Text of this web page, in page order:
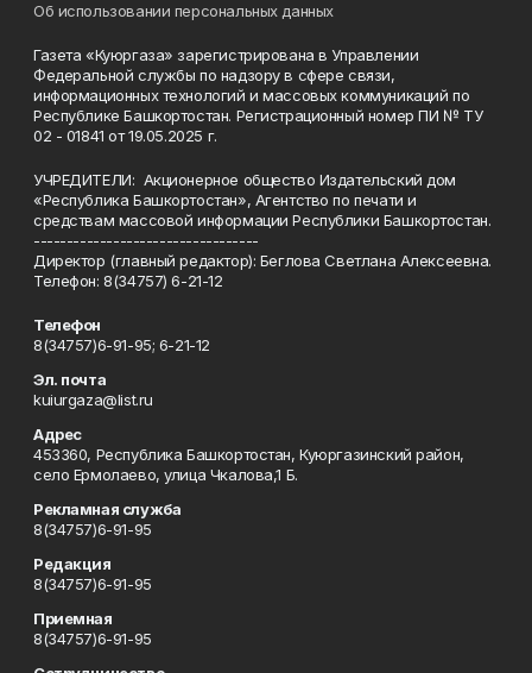
Об использовании персональных данных
Газета «Куюргаза» зарегистрирована в Управлении
Федеральной службы по надзору в сфере связи,
информационных технологий и массовых коммуникаций по
Республике Башкортостан. Регистрационный номер ПИ № ТУ
02 - 01841 от 19.05.2025 г.
УЧРЕДИТЕЛИ: Акционерное общество Издательский дом
«Республика Башкортостан», Агентство по печати и
средствам массовой информации Республики Башкортостан.
----------------------------------
Директор (главный редактор): Беглова Светлана Алексеевна.
Телефон: 8(34757) 6-21-12
Телефон
8(34757)6-91-95; 6-21-12
Эл. почта
kuiurgaza@list.ru
Адрес
453360, Республика Башкортостан, Куюргазинский район,
село Ермолаево, улица Чкалова,1 Б.
Рекламная служба
8(34757)6-91-95
Редакция
8(34757)6-91-95
Приемная
8(34757)6-91-95